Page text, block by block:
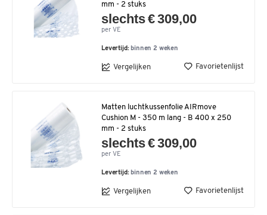
mm - 2 stuks
slechts € 309,00
per VE
Levertijd: binnen 2 weken
Vergelijken Favorietenlijst
Matten luchtkussenfolie AIRmove
Cushion M - 350 m lang - B 400 x 250
mm - 2 stuks
slechts € 309,00
per VE
Levertijd: binnen 2 weken
Vergelijken Favorietenlijst